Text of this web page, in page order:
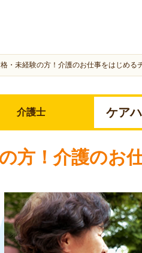
・未経験の方！介護のお仕事をはじめる
介護士 ケア
方！介護のお